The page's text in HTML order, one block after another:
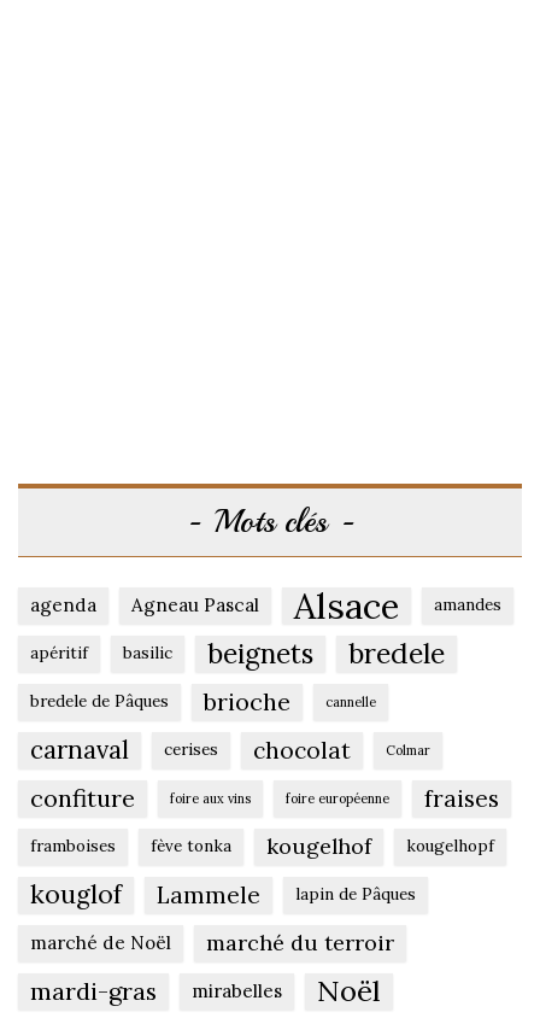
Mots clés
agenda Agneau Pascal Alsace amandes
apéritif basilic beignets bredele
bredele de Pâques brioche cannelle
carnaval cerises chocolat Colmar
confiture foire aux vins foire européenne fraises
framboises fève tonka kougelhof kougelhopf
kouglof Lammele lapin de Pâques
marché de Noël marché du terroir
mardi-gras mirabelles Noël